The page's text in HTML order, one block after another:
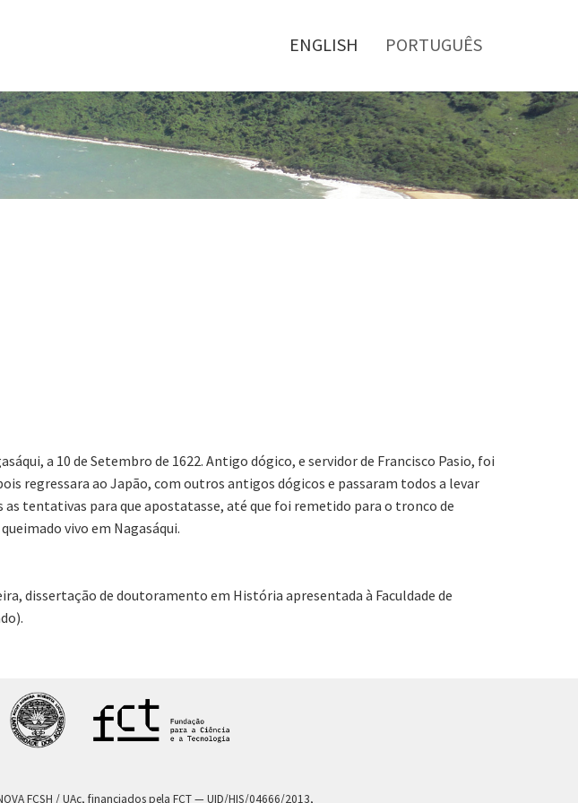
ENGLISH PORTUGUÊS
a 10 de Setembro de 1622. Antigo dógico, e servidor de Francisco Pasio, foi
regressara ao Japão, com outros antigos dógicos e passaram todos a levar
tentativas para que apostatasse, até que foi remetido para o tronco de
vivo em Nagasáqui.
dissertação de doutoramento em História apresentada à Faculdade de
FCSH / UAc, financiados pela FCT — UID/HIS/04666/2013,